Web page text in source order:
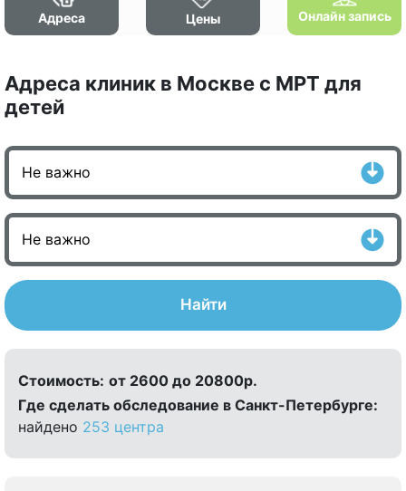
Адреса Цены Онлайн запись
Адреса клиник в Москве с МРТ для
детей
Найти
Стоимость: от 2600 до 20800р.
Где сделать обследование в Санкт-Петербурге:
найдено 253 центра